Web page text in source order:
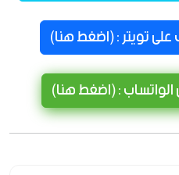
تويتر : (اضغط هنا)
: (اضغط هنا)